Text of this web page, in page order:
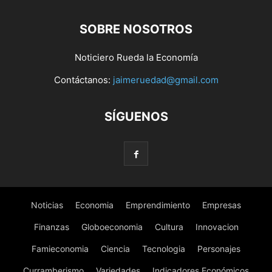
SOBRE NOSOTROS
Noticiero Rueda la Economía
Contáctanos: jaimeruedad@gmail.com
SÍGUENOS
Noticias Economia Emprendimiento Empresas
Finanzas Globoeconomia Cultura Innovacion
Famieconomia Ciencia Tecnologia Personajes